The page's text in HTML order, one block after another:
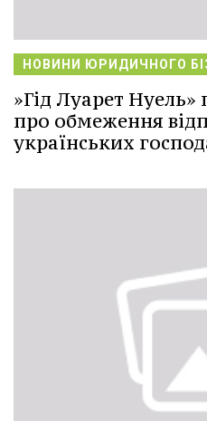
НОВИНИ ЮРИДИЧНОГО
»Гід Луарет Нуель»
про обмеження
українських